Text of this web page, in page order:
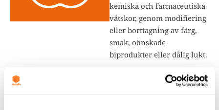
kemiska och farmaceutiska
vätskor, genom modifiering
eller borttagning av färg,
smak, oönskade
biprodukter eller dålig lukt.